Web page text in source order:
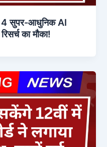
4 सुपर-आधुनिक AI
का मौका!